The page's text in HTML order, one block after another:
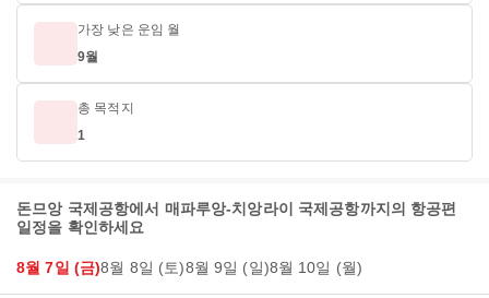
가장 낮은 운임 월
9월
총 목적지
1
돈므앙 국제공항에서 매파루앙-치앙라이 국제공항까지의 항공편
일정을 확인하세요
8월 7일 (금)8월 8일 (토)8월 9일 (일)8월 10일 (월)